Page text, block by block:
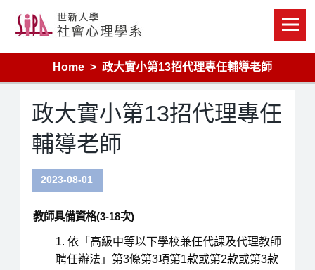
content
Home 政大實小第13招代理專任輔導老師
政大實小第13招代理專任
輔導老師
2023-08-01
教師具備資格(3-18次)
依「高級中等以下學校兼任代課及代理教師
聘任辦法」第3條第3項第1款或第2款或第3款